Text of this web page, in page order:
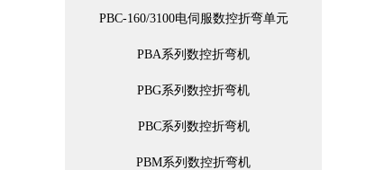
PBC-160/3100电伺服数控折弯单元
PBA系列数控折弯机
PBG系列数控折弯机
PBC系列数控折弯机
PBM系列数控折弯机